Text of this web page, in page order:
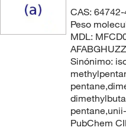
CAS:
Peso
MDL:
Sinónimo:
PubChem